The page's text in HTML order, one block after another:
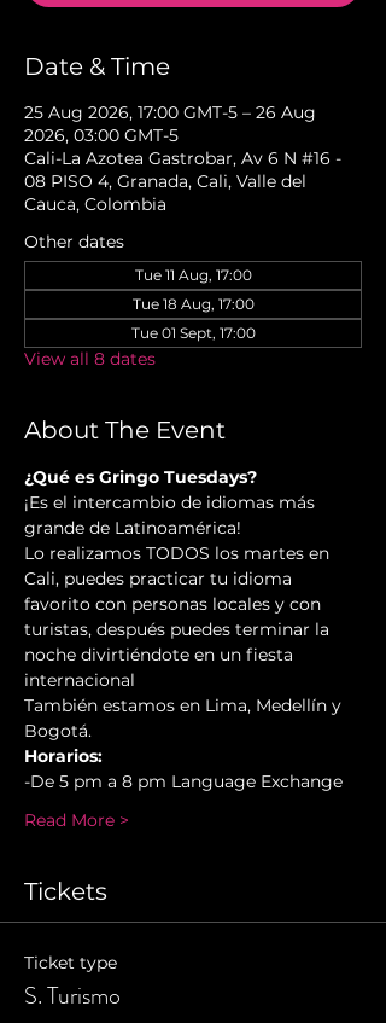
Date & Time
25 Aug 2026, 17:00 GMT-5 – 26 Aug
2026, 03:00 GMT-5
Cali-La Azotea Gastrobar, Av 6 N #16 -
08 PISO 4, Granada, Cali, Valle del
Cauca, Colombia
Other dates
Tue 11 Aug, 17:00
Tue 18 Aug, 17:00
Tue 01 Sept, 17:00
View all 8 dates
About The Event
¿Qué es Gringo Tuesdays?
¡Es el intercambio de idiomas más
grande de Latinoamérica!
Lo realizamos TODOS los martes en
Cali, puedes practicar tu idioma
favorito con personas locales y con
turistas, después puedes terminar la
noche divirtiéndote en un fiesta
internacional
También estamos en Lima, Medellín y
Bogotá.
Horarios:
-De 5 pm a 8 pm Language Exchange
Read More >
Tickets
Ticket type
S. Turismo